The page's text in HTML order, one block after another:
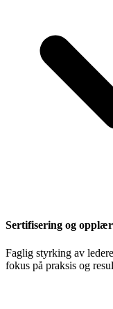
Sertifisering og
Faglig styrking av
fokus på praksis og